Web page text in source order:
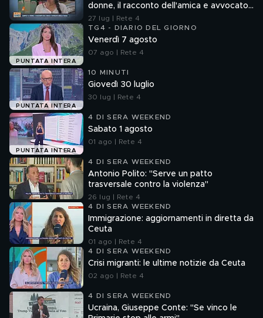
donne, il racconto dell'amica e avvocato
Angela Taccia
27 lug | Rete 4
PUNTATA INTERA
TG4 - DIARIO DEL GIORNO
Venerdì 7 agosto
07 ago | Rete 4
PUNTATA INTERA
10 MINUTI
Giovedì 30 luglio
30 lug | Rete 4
PUNTATA INTERA
4 DI SERA WEEKEND
Sabato 1 agosto
01 ago | Rete 4
4 DI SERA WEEKEND
Antonio Polito: "Serve un patto
trasversale contro la violenza"
26 lug | Rete 4
4 DI SERA WEEKEND
Immigrazione: aggiornamenti in diretta da
Ceuta
01 ago | Rete 4
4 DI SERA WEEKEND
Crisi migranti: le ultime notizie da Ceuta
02 ago | Rete 4
4 DI SERA WEEKEND
Ucraina, Giuseppe Conte: "Se vinco le